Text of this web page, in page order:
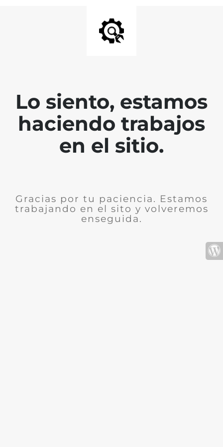
Lo siento, estamos
haciendo trabajos
en el sitio.
Gracias por tu paciencia. Estamos
trabajando en el sito y volveremos
enseguida.